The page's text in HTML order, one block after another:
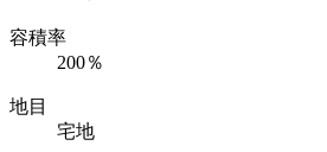
容積率
200％
地目
宅地